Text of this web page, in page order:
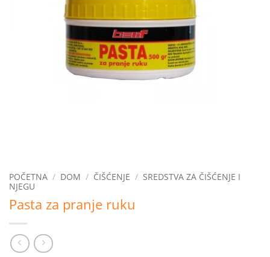
POČETNA / DOM / ČIŠĆENJE / SREDSTVA ZA ČIŠĆENJE I
NJEGU
Pasta za pranje ruku